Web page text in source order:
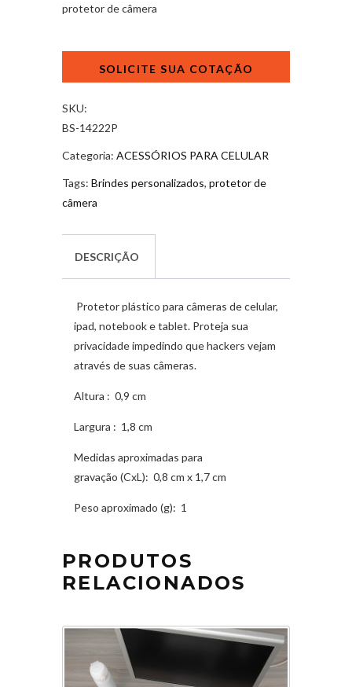
protetor de câmera
webcam
SKU:
BS-14222P
Categoria: ACESSÓRIOS PARA CELULAR
Tags: Brindes personalizados, protetor de
câmera
DESCRIÇÃO
Protetor plástico para câmeras de celular,
ipad, notebook e tablet. Proteja sua
privacidade impedindo que hackers vejam
através de suas câmeras.
Altura : 0,9 cm
Largura : 1,8 cm
Medidas aproximadas para
gravação (CxL): 0,8 cm x 1,7 cm
Peso aproximado (g): 1
PRODUTOS
RELACIONADOS